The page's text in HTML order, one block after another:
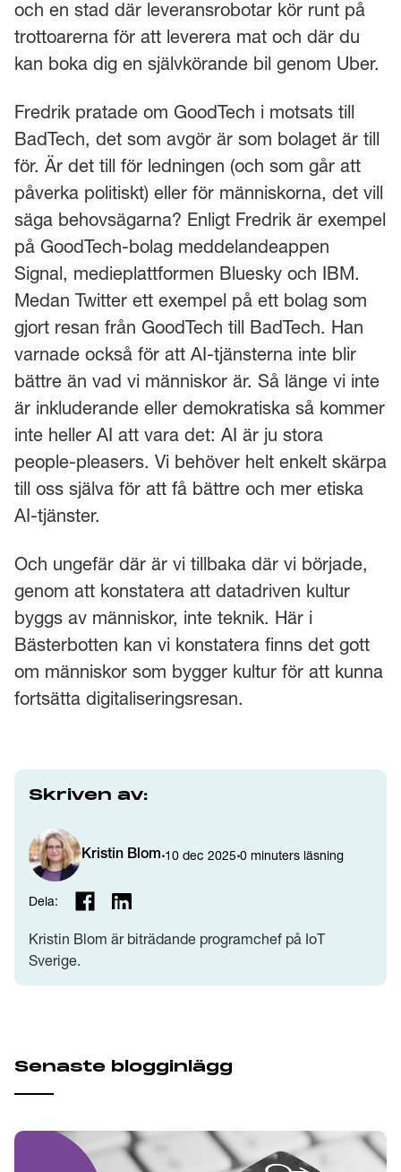
och en stad där leveransrobotar kör runt på
trottoarerna för att leverera mat och där du
kan boka dig en självkörande bil genom Uber.
Fredrik pratade om GoodTech i motsats till
BadTech, det som avgör är som bolaget är till
för. Är det till för ledningen (och som går att
påverka politiskt) eller för människorna, det vill
säga behovsägarna? Enligt Fredrik är exempel
på GoodTech-bolag meddelandeappen
Signal, medieplattformen Bluesky och IBM.
Medan Twitter ett exempel på ett bolag som
gjort resan från GoodTech till BadTech. Han
varnade också för att AI-tjänsterna inte blir
bättre än vad vi människor är. Så länge vi inte
är inkluderande eller demokratiska så kommer
inte heller AI att vara det: AI är ju stora
people-pleasers. Vi behöver helt enkelt skärpa
till oss själva för att få bättre och mer etiska
AI-tjänster.
Och ungefär där är vi tillbaka där vi började,
genom att konstatera att datadriven kultur
byggs av människor, inte teknik. Här i
Bästerbotten kan vi konstatera finns det gott
om människor som bygger kultur för att kunna
fortsätta digitaliseringsresan.
Skriven av:
Kristin Blom·10 dec 2025·0 minuters läsning
Dela:
Kristin Blom är biträdande programchef på IoT
Sverige.
Senaste blogginlägg